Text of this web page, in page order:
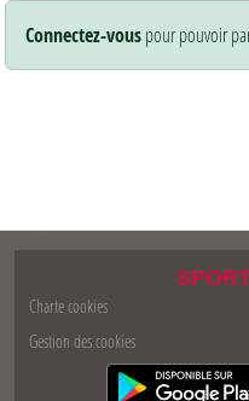
Connectez-vouspour pouvoir
Charte cookies
Gestion des cookies